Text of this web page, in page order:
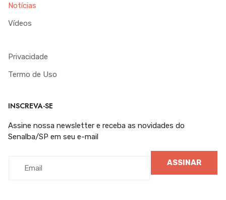
Notícias
Vídeos
Privacidade
Termo de Uso
INSCREVA-SE
Assine nossa newsletter e receba as novidades do
Senalba/SP em seu e-mail
ASSINAR